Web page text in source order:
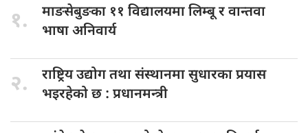
१. माङसेबुङका ११ विद्यालयमा लिम्बू र वान्तवा
भाषा अनिवार्य
२. राष्ट्रिय उद्योगतथा संस्थानमा सुधारका प्रयास
भइरहेको छ : प्रधानमन्त्री